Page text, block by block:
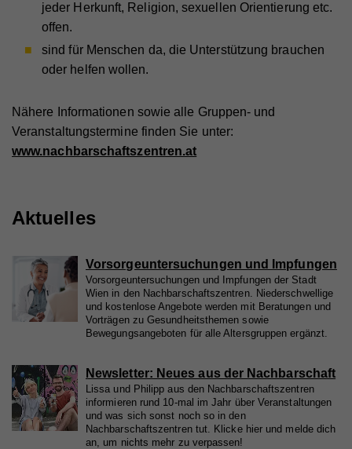
jeder Herkunft, Religion, sexuellen Orientierung etc.
offen.
sind für Menschen da, die Unterstützung brauchen
oder helfen wollen.
Nähere Informationen sowie alle Gruppen- und
Veranstaltungstermine finden Sie unter:
www.nachbarschaftszentren.at
Aktuelles
Vorsorgeuntersuchungen und Impfungen
Vorsorgeuntersuchungen und Impfungen der Stadt
Wien in den Nachbarschaftszentren. Niederschwellige
und kostenlose Angebote werden mit Beratungen und
Vorträgen zu Gesundheitsthemen sowie
Bewegungsangeboten für alle Altersgruppen ergänzt.
Newsletter: Neues aus der Nachbarschaft
Lissa und Philipp aus den Nachbarschaftszentren
informieren rund 10-mal im Jahr über Veranstaltungen
und was sich sonst noch so in den
Nachbarschaftszentren tut. Klicke hier und melde dich
an, um nichts mehr zu verpassen!